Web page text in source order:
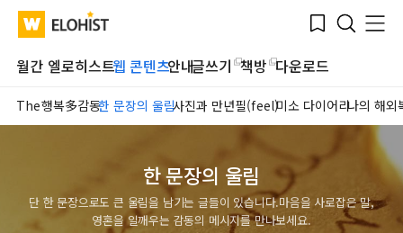
WATV Elohist-
Home
Bookmark
Search
Menu
월간 엘로히스트웹 콘텐츠안내글쓰기 책방 다운로드
The행복多감동한 문장의 울림사진과 만년필(feel)미소 다이어리나의 해외
Submit
한 문장의 울림
단 한 문장으로도 큰 울림을 남기는 글들이 있습니다.마음을 사로잡은 말,
영혼을 일깨우는 감동의 메시지를 만나보세요.